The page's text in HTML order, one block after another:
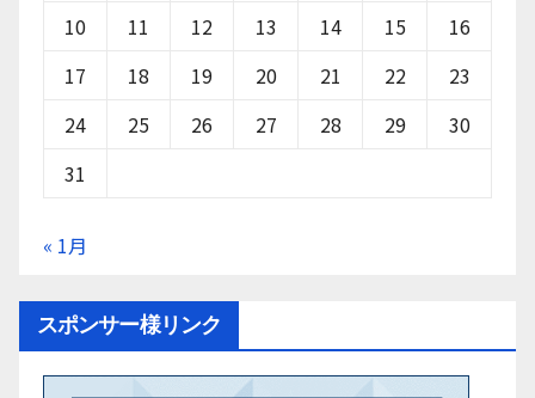
10
11 12 13 14 15
16
17
18 19 20 21 22
23
24
25 26 27 28 29
30
31
« 1月
スポンサー様リンク